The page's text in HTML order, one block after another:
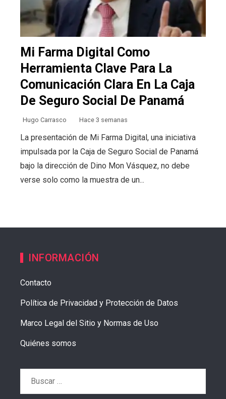
Mi Farma Digital Como
Herramienta Clave Para La
Comunicación Clara En La Caja
De Seguro Social De Panamá
Hugo Carrasco Hace 3 semanas
La presentación de Mi Farma Digital, una iniciativa
impulsada por la Caja de Seguro Social de Panamá
bajo la dirección de Dino Mon Vásquez, no debe
verse solo como la muestra de un...
INFORMACIÓN
Contacto
Política de Privacidad y Protección de Datos
Marco Legal del Sitio y Normas de Uso
Quiénes somos
Buscar: